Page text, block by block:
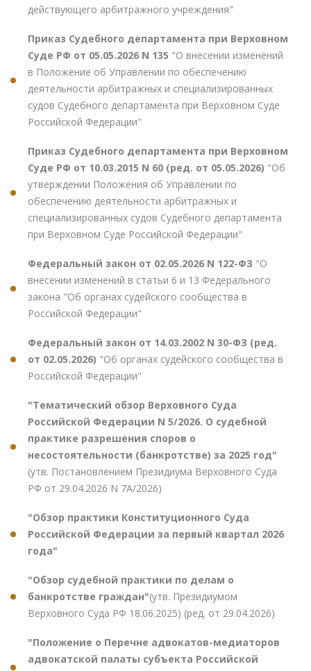
действующего арбитражного учреждения"
Приказ Судебного департамента при Верховном
Суде РФ от 05.05.2026 N 135 "О внесении изменений
в Положение об Управлении по обеспечению
деятельности арбитражных и специализированных
судов Судебного департамента при Верховном Суде
Российской Федерации"
Приказ Судебного департамента при Верховном
Суде РФ от 10.03.2015 N 60 (ред. от 05.05.2026) "Об
утверждении Положения об Управлении по
обеспечению деятельности арбитражных и
специализированных судов Судебного департамента
при Верховном Суде Российской Федерации"
Федеральный закон от 02.05.2026 N 122-ФЗ "О
внесении изменений в статьи 6 и 13 Федерального
закона "Об органах судейского сообщества в
Российской Федерации"
Федеральный закон от 14.03.2002 N 30-ФЗ (ред.
от 02.05.2026) "Об органах судейского сообщества в
Российской Федерации"
"Тематический обзор Верховного Суда
Российской Федерации N 5/2026. О судебной
практике разрешения споров о
несостоятельности (банкротстве) за 2025 год"
(утв. Постановлением Президиума Верховного Суда
РФ от 29.04.2026 N 7А/2026)
"Обзор практики Конституционного Суда
Российской Федерации за первый квартал 2026
года"
"Обзор судебной практики по делам о
банкротстве граждан"(утв. Президиумом
Верховного Суда РФ 18.06.2025) (ред. от 29.04.2026)
"Положение о Перечне адвокатов-медиаторов
адвокатской палаты субъекта Российской